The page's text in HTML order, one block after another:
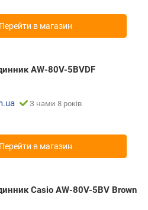
Перейти в магазин
AW-80V-5BVDF
З нами 8 років
Перейти в магазин
Casio AW-80V-5BV Brown